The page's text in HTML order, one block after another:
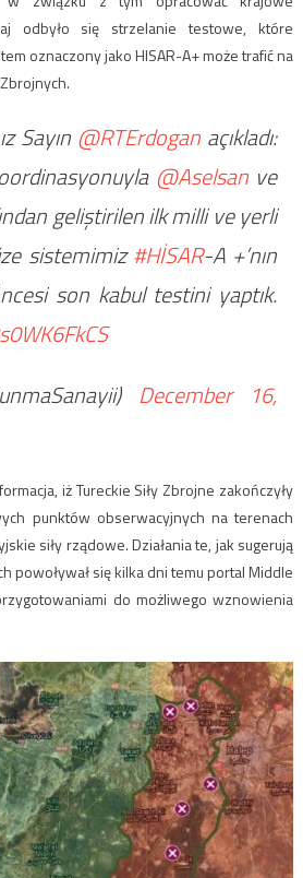
odbyło się strzelanie testowe, które
oznaczony jako HISAR-A+ może trafić na
Sayın @RTErdogan açıkladı:
@Aselsanve
geliştirilen ilk milli ve yerli
sistemimiz#HİSAR-A +’nın
son kabul testini yaptık.
December 16,
iż Tureckie Siły Zbrojne zakończyły
punktów obserwacyjnych na terenach
siły rządowe. Działania te, jak sugerują
powoływał się kilka dni temu portal Middle
do możliwego wznowienia